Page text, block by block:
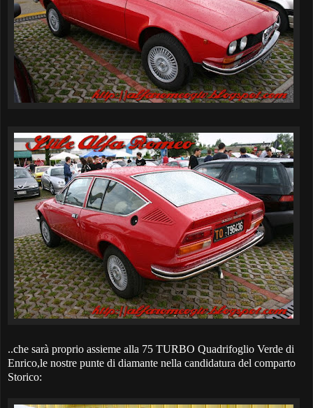
..che sarà proprio assieme alla 75 TURBO Quadrifoglio Verde di
Enrico,le nostre punte di diamante nella candidatura del comparto
Storico: